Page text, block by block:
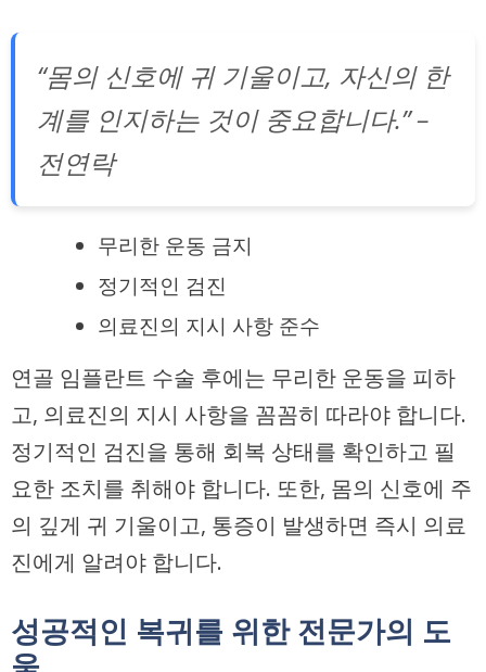
“몸의 신호에 귀 기울이고, 자신의 한
계를 인지하는 것이 중요합니다.” –
전연락
무리한 운동 금지
정기적인 검진
의료진의 지시 사항 준수
연골 임플란트 수술 후에는 무리한 운동을 피하
고, 의료진의 지시 사항을 꼼꼼히 따라야 합니다.
정기적인 검진을 통해 회복 상태를 확인하고 필
요한 조치를 취해야 합니다. 또한, 몸의 신호에 주
의 깊게 귀 기울이고, 통증이 발생하면 즉시 의료
진에게 알려야 합니다.
성공적인 복귀를 위한 전문가의 도